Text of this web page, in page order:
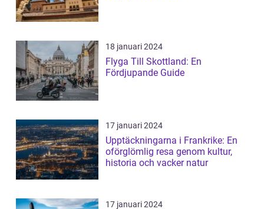
18 januari 2024
Flyga Till Skottland: En
Fördjupande Guide
17 januari 2024
Upptäckningarna i Frankrike: En
oförglömlig resa genom kultur,
historia och vacker natur
17 januari 2024